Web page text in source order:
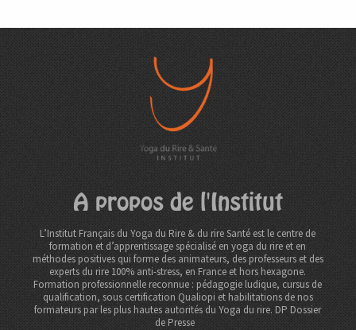
A propos de l'Institut
L’Institut Français du Yoga du Rire & du rire Santé est le centre de
formation et d’apprentissage spécialisé en yoga du rire et en
méthodes positives qui forme des animateurs, des professeurs et des
experts du rire 100% anti-stress, en France et hors hexagone.
Formation professionnelle reconnue : pédagogie ludique, cursus de
qualification, sous certification Qualiopi et habilitations de nos
formateurs par les plus hautes autorités du Yoga du rire. DPDossier
de Presse